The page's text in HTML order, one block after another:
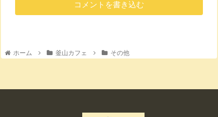
コメントを書き込む
ホーム 釜山カフェ その他